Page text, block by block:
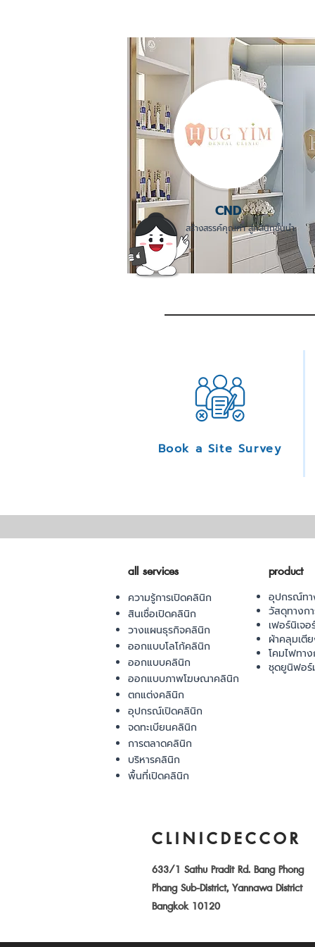
CND
สร้างสรรค์คุณค่า สู่คลินิกชั้นนำ
Book a Site Survey
all services
ความรู้การเปิดคลินิก
สินเชื่อเปิดคลินิก
วางแผนธุรกิจคลินิก
ออกแบบโลโก้คลินิก
ออกแบบคลินิก
ออกแบบภาพโฆษณาคลินิก
ตกแต่งคลินิก
อุปกรณ์เปิดคลินิก
จดทะเบียนคลินิก
การตลาดคลินิก
บริหารคลินิก
พื้นที่เปิดคลินิก
product
อุปกรณ์ทา
วัสดุทางก
เฟอร์นิเจ
ผ้าคลุมเตี
โคมไฟทา
ชุดยูนิฟอร์
CLINICDECCOR
633/1 Sathu Pradit Rd. Bang Phong
Phang Sub-District, Yannawa District
Bangkok 10120